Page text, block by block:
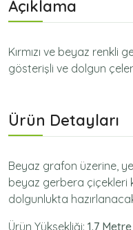
Açıklama
Kırmızı ve beyaz renkli
gösterişli ve dolgun
Ürün Detayları
Beyaz grafon üzerine,
beyaz gerbera çiçekleri
dolgunlukta
Ürün Yüksekliği: 1.7 Metre